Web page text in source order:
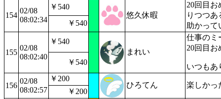
154
02/08
08:02:34
￥540
悠久休暇
20回目
りつつ
助かって
￥540
155
02/08
08:02:40
￥540
まれい
仕事のミ
20回目
いつもあ
￥540
156
02/08
08:02:57
￥200
ひろてん 楽しかっ
￥200